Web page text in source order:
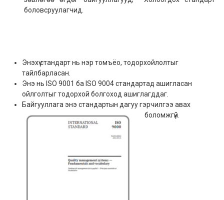
боловсруулагчид.
Энэхүү стандарт нь нэр томъёо, тодорхойлолтыг
тайлбарласан.
Энэ нь ISO 9001 ба ISO 9004 стандартад ашигласан
ойлголтыг тодорхой болгоход ашиглагддаг.
Байгууллага энэ стандартын дагуу гэрчилгээ авах
боломжгүй.